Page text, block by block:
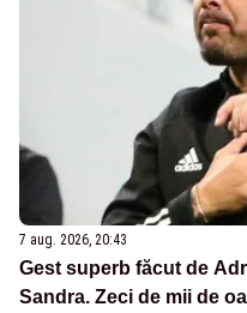
7 aug. 2026, 20:43
Gest superb făcut de
Sandra. Zeci de mii de